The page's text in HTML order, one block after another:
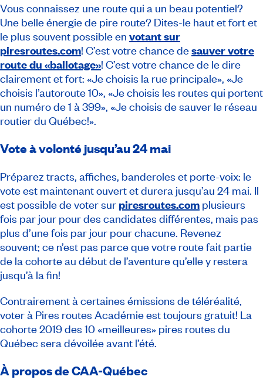
Vous connaissez une route qui a un beau potentiel?
Une belle énergie de pire route? Dites-le haut et fort et
le plus souvent possible en votant sur
piresroutes.com! C’est votre chance desauver votre
route du «ballotage»! C’est votre chance de le dire
clairement et fort: «Je choisis la rue principale», «Je
choisis l’autoroute 10», «Je choisis les routes qui portent
un numéro de 1 à 399», «Je choisis de sauver le réseau
routier du Québec!».
Vote à volonté jusqu’au 24 mai
Préparez tracts, affiches, banderoles et porte-voix: le
vote est maintenant ouvert et durera jusqu’au 24 mai. Il
est possible de voter sur piresroutes.com plusieurs
fois par jour pour des candidates différentes, mais pas
plus d’une fois par jour pour chacune. Revenez
souvent; ce n’est pas parce que votre route fait partie
de la cohorte au début de l’aventure qu’elle y restera
jusqu’à la fin!
Contrairement à certaines émissions de téléréalité,
voter à Pires routes Académieest toujours gratuit! La
cohorte 2019 des 10 «meilleures» pires routes du
Québec sera dévoilée avant l’été.
À propos de CAA-Québec